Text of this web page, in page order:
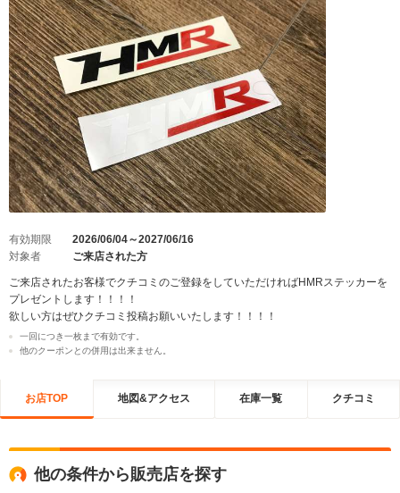
有効期限
2026/06/04～2027/06/16
対象者
ご来店された方
ご来店されたお客様でクチコミのご登録をしていただければHMRステッカーを
プレゼントします！！！！
欲しい方はぜひクチコミ投稿お願いいたします！！！！
一回につき一枚まで有効です。
他のクーポンとの併用は出来ません。
お店TOP 地図&アクセス 在庫一覧 クチコミ
他の条件から販売店を探す